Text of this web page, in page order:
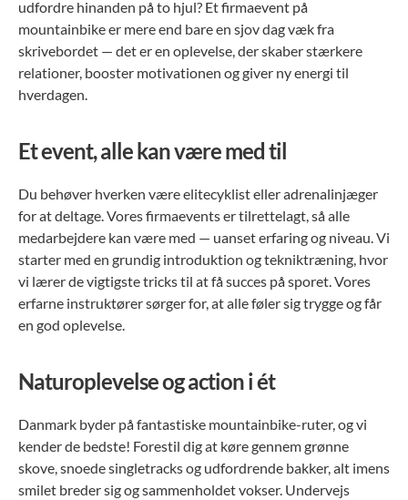
udfordre hinanden på to hjul? Et firmaevent på
mountainbike er mere end bare en sjov dag væk fra
skrivebordet — det er en oplevelse, der skaber stærkere
relationer, booster motivationen og giver ny energi til
hverdagen.
Et event, alle kan være med til
Du behøver hverken være elitecyklist eller adrenalinjæger
for at deltage. Vores firmaevents er tilrettelagt, så alle
medarbejdere kan være med — uanset erfaring og niveau. Vi
starter med en grundig introduktion og tekniktræning, hvor
vi lærer de vigtigste tricks til at få succes på sporet. Vores
erfarne instruktører sørger for, at alle føler sig trygge og får
en god oplevelse.
Naturoplevelse og action i ét
Danmark byder på fantastiske mountainbike-ruter, og vi
kender de bedste! Forestil dig at køre gennem grønne
skove, snoede singletracks og udfordrende bakker, alt imens
smilet breder sig og sammenholdet vokser. Undervejs